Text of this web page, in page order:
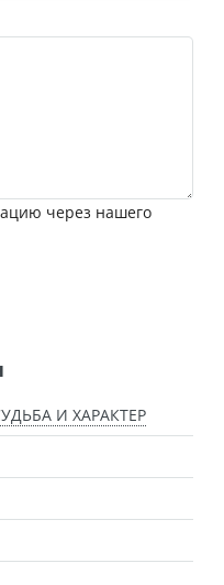
через нашего
И ХАРАКТЕР